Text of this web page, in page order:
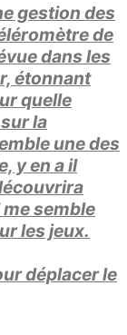
gestion des
de
dans les
étonnant
quelle
la
une des
y en a il
semble
les jeux.
déplacer le